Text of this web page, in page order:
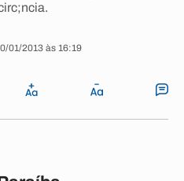
01/2013 às 16:19